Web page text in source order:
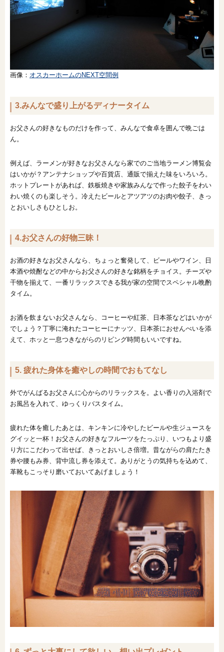
画像： オスカーホームのNEXT空間例
3.みんなで盛り上がるディナータイム
お父さんの好きなものだけを作って、みんなで食卓を囲んで晩ごは
ん。
例えば、ラーメンが好きなお父さんなら家でのご当地ラーメン博覧会
はいかが？アンテナショップや百貨店、通販で揃えた味をいろいろ。
ホットプレートがあれば、鉄板焼きや家族みんなで作った餃子をわい
わい焼くのも楽しそう。冷えたビールとアツアツのお肉や餃子、きっ
とおいしさもひとしお。
4.お父さんの好物三昧！
お酒の好きなお父さんなら、ちょっと奮発して、ビールやワイン、日
本酒や焼酎などの中からお父さんの好きな銘柄をチョイス。チーズや
干物を揃えて、一番リラックスできる我が家の空間でスペシャル晩酌
タイム。
お酒を飲まないお父さんなら、コーヒーや紅茶、日本茶などはいかが
でしょう？丁寧に淹れたコーヒーにナッツ、日本茶におせんべいを添
えて、ホッと一息つきながらのリビング時間もいいですね。
5. 疲れた身体を癒やしの時間でおもてなし
外でがんばるお父さんに心からのリラックスを。よい香りの入浴剤で
お風呂を入れて、ゆっくりバスタイム。
疲れた体を癒したあとは、キンキンに冷やしたビールや生ジュースを
グイッと一杯！お父さんの好きなフルーツをたっぷり、いつもより盛
り方にこだわって出せば、きっとおいしさ倍増。昔ながらの肩たたき
券や腰もみ券、背中流し券を添えて。ありがとうの気持ちを込めて、
革靴もこっそり磨いておいてあげましょう！